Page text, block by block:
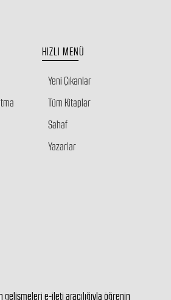
HIZLI MENÜ
Yeni Çıkanlar
Tüm Kitaplar
Sahaf
Yazarlar
e-ileti aracılığıyla öğrenin